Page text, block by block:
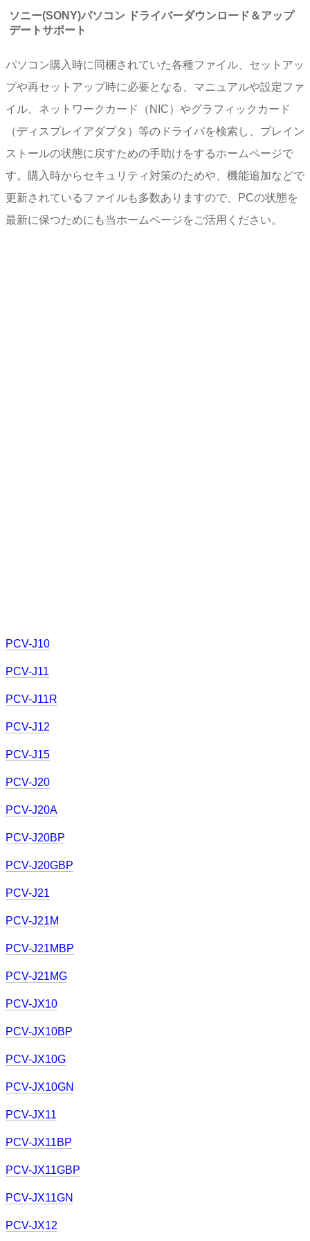
ソニー(SONY)パソコン ドライバーダウンロード＆アップ
デートサポート
パソコン購入時に同梱されていた各種ファイル、セットアッ
プや再セットアップ時に必要となる、マニュアルや設定ファ
イル、ネットワークカード（NIC）やグラフィックカード
（ディスプレイアダプタ）等のドライバを検索し、プレイン
ストールの状態に戻すための手助けをするホームページで
す。購入時からセキュリティ対策のためや、機能追加などで
更新されているファイルも多数ありますので、PCの状態を
最新に保つためにも当ホームページをご活用ください。
PCV-J10
PCV-J11
PCV-J11R
PCV-J12
PCV-J15
PCV-J20
PCV-J20A
PCV-J20BP
PCV-J20GBP
PCV-J21
PCV-J21M
PCV-J21MBP
PCV-J21MG
PCV-JX10
PCV-JX10BP
PCV-JX10G
PCV-JX10GN
PCV-JX11
PCV-JX11BP
PCV-JX11GBP
PCV-JX11GN
PCV-JX12